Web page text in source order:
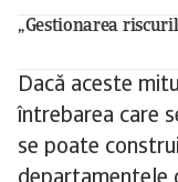
„Gestionarea
Dacă aceste
întrebarea care
se poate